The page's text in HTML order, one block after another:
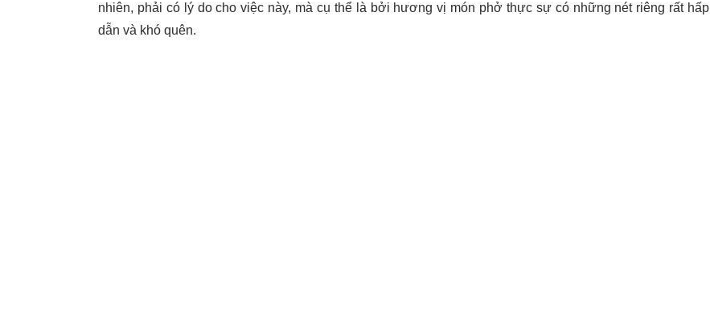
nhiên, phải có lý do cho việc này, mà cụ thể là bởi hương vị món phở thực sự có những nét riêng rất hấp
dẫn và khó quên.